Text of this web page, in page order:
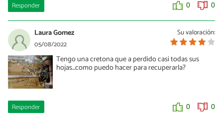
Responder 0 0
Su valoración:
Laura Gomez
05/08/2022
Tengo una cretona que a perdido casi todas sus
hojas...como puedo hacer para recuperarla?
Responder 0 0